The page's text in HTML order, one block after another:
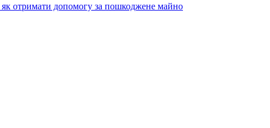
як отримати допомогу за пошкоджене майно